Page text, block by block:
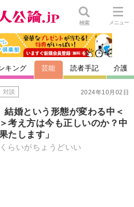
検索 メニュー
キング 芸能 読者手記 介護
2024年10月02日
対談
婚という形態が変わる中＜
考え方は今も正しいのか？中
たします」
らいがちょうどいい